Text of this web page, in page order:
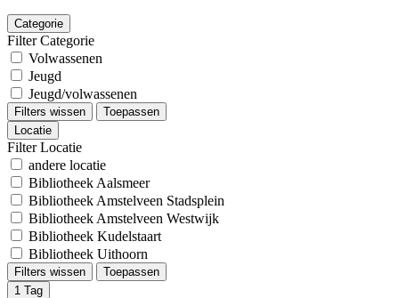
Categorie
Filter Categorie
Volwassenen
Jeugd
Jeugd/volwassenen
Filters wissen
Toepassen
Locatie
Filter Locatie
andere locatie
Bibliotheek Aalsmeer
Bibliotheek Amstelveen Stadsplein
Bibliotheek Amstelveen Westwijk
Bibliotheek Kudelstaart
Bibliotheek Uithoorn
Filters wissen
Toepassen
1 Tag